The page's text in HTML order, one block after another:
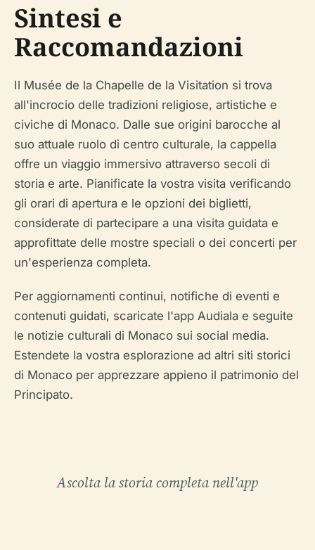
Sintesi e
Raccomandazioni
Il Musée de la Chapelle de la Visitation si trova
all'incrocio delle tradizioni religiose, artistiche e
civiche di Monaco. Dalle sue origini barocche al
suo attuale ruolo di centro culturale, la cappella
offre un viaggio immersivo attraverso secoli di
storia e arte. Pianificate la vostra visita verificando
gli orari di apertura e le opzioni dei biglietti,
considerate di partecipare a una visita guidata e
approfittate delle mostre speciali o dei concerti per
un'esperienza completa.
Per aggiornamenti continui, notifiche di eventi e
contenuti guidati, scaricate l'app Audiala e seguite
le notizie culturali di Monaco sui social media.
Estendete la vostra esplorazione ad altri siti storici
di Monaco per apprezzare appieno il patrimonio del
Principato.
Ascolta la storia completa nell'app